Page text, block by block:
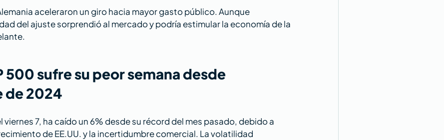
aceleraron un giro hacia mayor gasto público. Aunque
del ajuste sorprendió al mercado y podría estimular la economía de la
500 sufre su peor semana desde
de 2024
viernes 7, ha caído un 6% desde su récord del mes pasado, debido a
de EE.UU. y la incertidumbre comercial. La volatilidad